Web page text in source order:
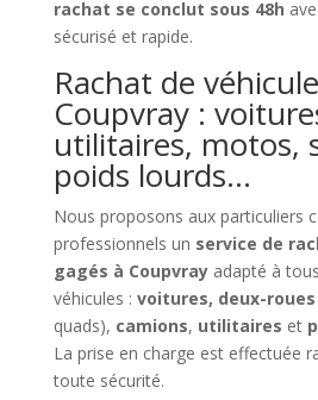
rachat se conclut sous 48h
sécurisé et rapide.
Rachat de
Coupvray :
utilitaires, motos,
poids lourds…
Nous proposons aux particuliers
professionnels un service de
gagés à Coupvrayadapté à
véhicules : voitures, deux-roues
quads), camions, utilitaires et
La prise en charge est effectuée
toute sécurité.